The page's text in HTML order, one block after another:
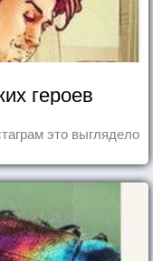
героев
это выглядело